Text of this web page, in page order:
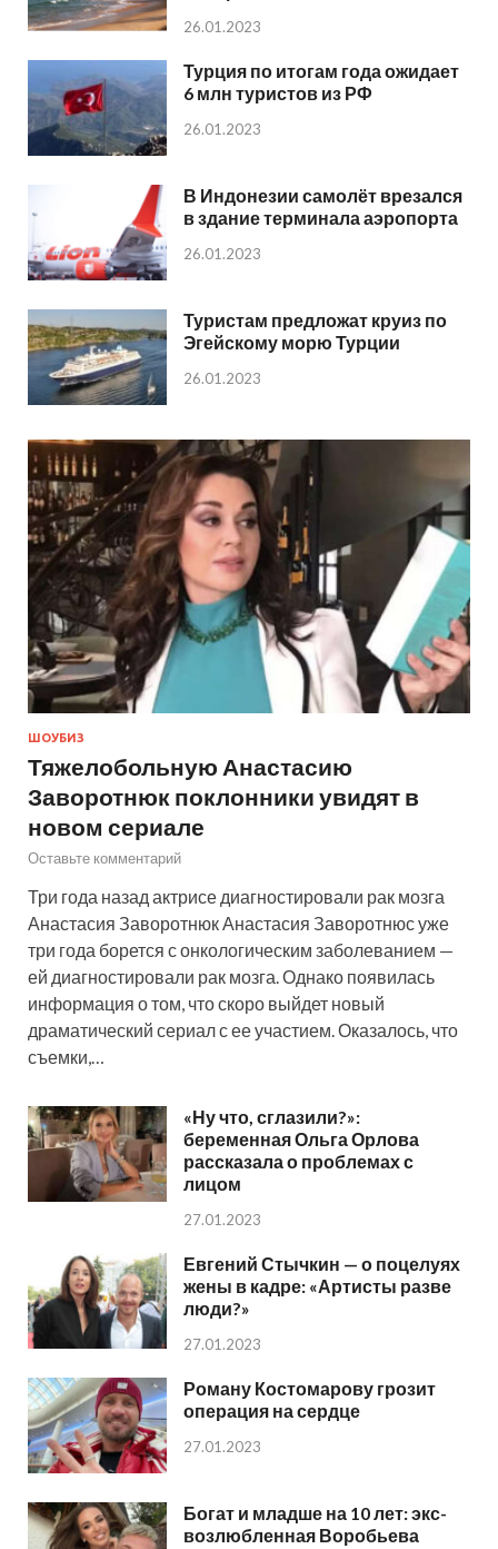
26.01.2023
Турция по итогам года ожидает
6 млн туристов из РФ
26.01.2023
В Индонезии самолёт врезался
в здание терминала аэропорта
26.01.2023
Туристам предложат круиз по
Эгейскому морю Турции
26.01.2023
ШОУБИЗ
Тяжелобольную Анастасию
Заворотнюк поклонники увидят в
новом сериале
Оставьте комментарий
Три года назад актрисе диагностировали рак мозга
Анастасия Заворотнюк Анастасия Заворотнюс уже
три года борется с онкологическим заболеванием —
ей диагностировали рак мозга. Однако появилась
информация о том, что скоро выйдет новый
драматический сериал с ее участием. Оказалось, что
съемки,…
«Ну что, сглазили?»:
беременная Ольга Орлова
рассказала о проблемах с
лицом
27.01.2023
Евгений Стычкин — о поцелуях
жены в кадре: «Артисты разве
люди?»
27.01.2023
Роману Костомарову грозит
операция на сердце
27.01.2023
Богат и младше на 10 лет: экс-
возлюбленная Воробьева